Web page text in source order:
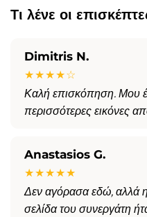
Τι λένε οι
Dimitris N.
★★★★☆
Καλή επισκόπηση. Μου
περισσότερες εικόνες
Anastasios G.
★★★★★
Δεν αγόρασα εδώ, αλλά
σελίδα του συνεργάτη